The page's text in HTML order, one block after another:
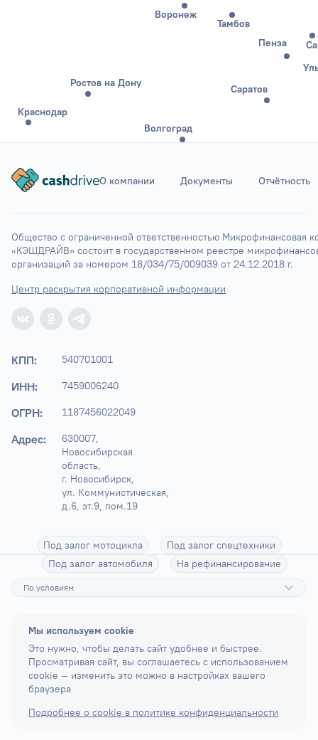
Ставрополь
Краснодар
Ростов на Дону
Тамбов
Пенза
Волгоград
Саратов
Воронеж
О компании Документы Отчётность
Общество с ограниченной ответственностью Микрофинансовая
«КЭШДРАЙВ» состоит в государственном реестре
организаций за номером 18/034/75/009039 от 24.12.2018 г.
Центр раскрытия корпоративной информации
КПП: 540701001
ИНН: 7459006240
ОГРН: 1187456022049
Адрес:
630007,
Новосибирская
область,
г. Новосибирск,
ул. Коммунистическая,
д.6, эт.9, пом.19
Под залог мотоцикла
Под залог спецтехники
Под залог автомобиля
На рефинансирование
По условиям
Мы используем cookie
Это нужно, чтобы делать сайт удобнее и быстрее.
Просматривая сайт, вы соглашаетесь с использованием
cookie — изменить это можно в настройках вашего
браузера
Подробнее о cookie в политике конфиденциальности